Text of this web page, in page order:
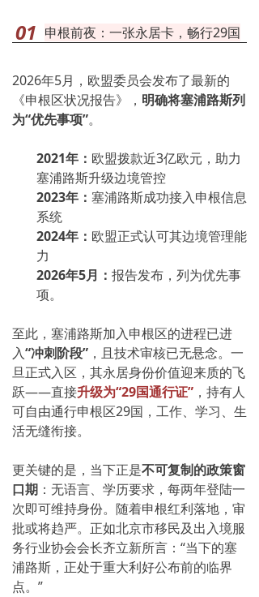
01 申根前夜：一张永居卡，畅行29国
2026年5月，欧盟委员会发布了最新的
《申根区状况报告》， 明确将塞浦路斯列
为“优先事项”。
2021年： 欧盟拨款近3亿欧元，助力
塞浦路斯升级边境管控
2023年： 塞浦路斯成功接入申根信息
系统
2024年： 欧盟正式认可其边境管理能
力
2026年5月： 报告发布，列为优先事
项。
至此，塞浦路斯加入申根区的进程已进
入“冲刺阶段” ，且技术审核已无悬念。一
旦正式入区，其永居身份价值迎来质的飞
跃——直接升级为“29国通行证” ，持有人
可自由通行申根区29国，工作、学习、生
活无缝衔接。
更关键的是，当下正是不可复制的政策窗
口期 ： 无语言、学历要求，每两年登陆一
次即可维持身份。随着申根红利落地，审
批或将趋严。正如北京市移民及出入境服
务行业协会会长齐立新所言：“当下的塞
浦路斯，正处于重大利好公布前的临界
点。”